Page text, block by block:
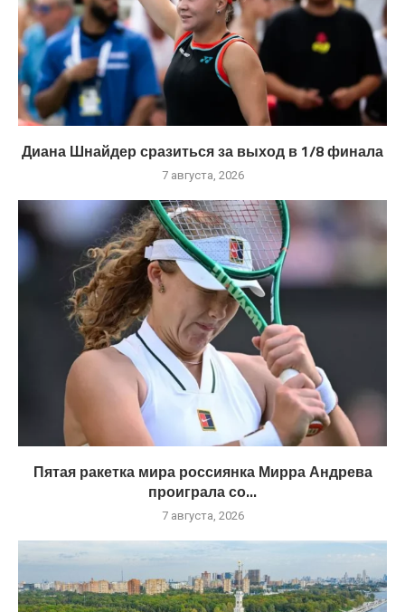
Диана Шнайдер сразиться за выход в 1/8 финала
7 августа, 2026
Пятая ракетка мира россиянка Мирра Андрева
проиграла со...
7 августа, 2026